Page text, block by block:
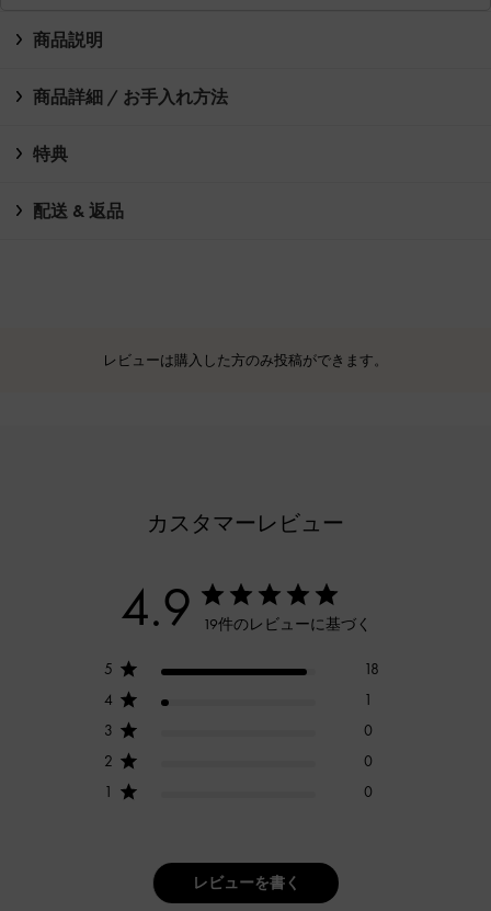
商品説明
商品詳細 / お手入れ方法
特典
配送 & 返品
レビューは購入した方のみ投稿ができます。
カスタマーレビュー
4.9 19件のレビューに基づく
5
18
4
1
3
0
2
0
1
0
レビューを書く